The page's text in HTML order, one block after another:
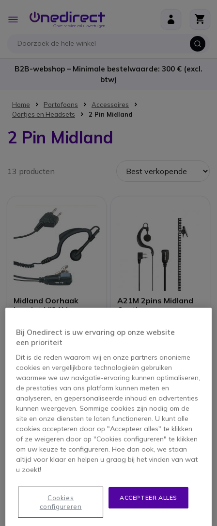
Toggle
Nav
B2B-webshop – Minimale bestelwaarde: 300 € (excl.
btw)
Home Portofoons
Accessoires
Oortjes en Headsets
2 Pin Midland
2 Pin Midland
13 producten
Midland Oorhaak
headet MI21LI
14,25 €
9,95 € ex. BTW
A21M 2pins Midland
Oortje
18,95 € ex. BTW -31%
Headset voor
Kenwood3.5 van 2 Reviews
Walkie Talkies (2-
Pins)
Bij Onedirect is uw ervaring op onze website
een prioriteit
Dit is de reden waarom wij en onze partners anonieme
cookies en vergelijkbare technologieën gebruiken
waarmee we uw navigatie-ervaring kunnen optimaliseren,
de prestaties van ons platform kunnen meten en
analyseren, en gepersonaliseerde inhoud en advertenties
kunnen weergeven. Sommige cookies zijn nodig om de
site en onze diensten te laten functioneren. U kunt alle
cookies accepteren door op "Accepteer alles" te klikken
of ze weigeren door op "Cookies configureren" te klikken
om uw keuze te configureren. Hoe dan ook, we staan
altijd voor klaar en helpen u graag bij het vinden van wat
u zoekt!
ACCEPTEER ALLES
Cookies
configureren